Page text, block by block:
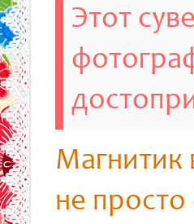
Этот
не просто